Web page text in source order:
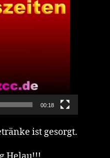
00:18
ist gesorgt.